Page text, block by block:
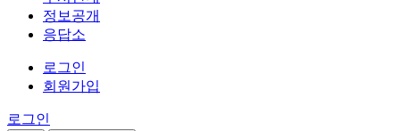
정보공개
응답소
로그인
회원가입
로그인